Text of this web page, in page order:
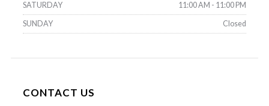
SATURDAY 11:00 AM - 11:00 PM
SUNDAY Closed
CONTACT US